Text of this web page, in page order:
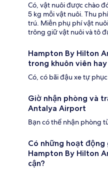
Có, vật nuôi được chào
5 kg mỗi vật nuôi. Thu
trú. Miễn phụ phí vật
trông giữ vật nuôi và tô
Hampton By Hilton
trong khuôn viên
Có, có bãi đậu xe tự
Giờ nhận phòng và
Antalya Airport
Bạn có thể nhận phòng
Có những hoạt
Hampton By Hilton
cận?